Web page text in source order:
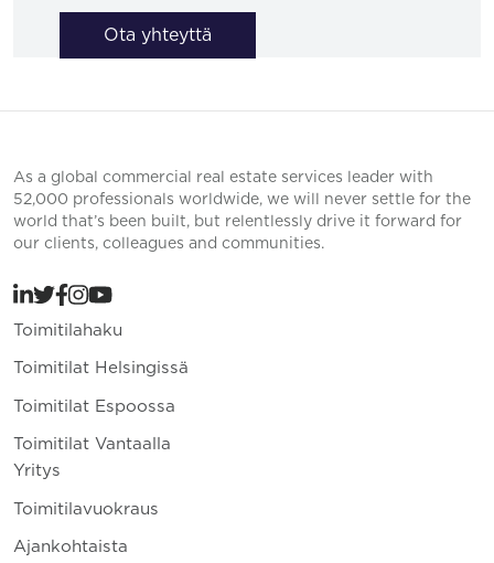
Ota yhteyttä
As a global commercial real estate services leader with
52,000 professionals worldwide, we will never settle for the
world that’s been built, but relentlessly drive it forward for
our clients, colleagues and communities.
Toimitilahaku
Toimitilat Helsingissä
Toimitilat Espoossa
Toimitilat Vantaalla
Yritys
Toimitilavuokraus
Ajankohtaista